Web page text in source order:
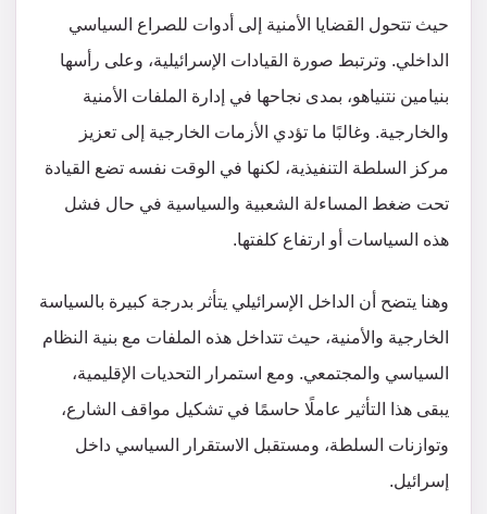
حيث تتحول القضايا الأمنية إلى أدوات للصراع السياسي
الداخلي. وترتبط صورة القيادات الإسرائيلية، وعلى رأسها
بنيامين نتنياهو، بمدى نجاحها في إدارة الملفات الأمنية
والخارجية. وغالبًا ما تؤدي الأزمات الخارجية إلى تعزيز
مركز السلطة التنفيذية، لكنها في الوقت نفسه تضع القيادة
تحت ضغط المساءلة الشعبية والسياسية في حال فشل
هذه السياسات أو ارتفاع كلفتها.
وهنا يتضح أن الداخل الإسرائيلي يتأثر بدرجة كبيرة بالسياسة
الخارجية والأمنية، حيث تتداخل هذه الملفات مع بنية النظام
السياسي والمجتمعي. ومع استمرار التحديات الإقليمية،
يبقى هذا التأثير عاملًا حاسمًا في تشكيل مواقف الشارع،
وتوازنات السلطة، ومستقبل الاستقرار السياسي داخل
إسرائيل.